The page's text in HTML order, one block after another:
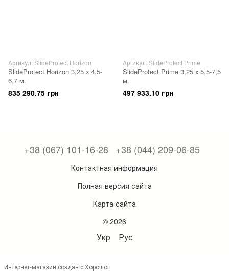
Артикул: SlideProtect Horizon
SlideProtect Horizon 3,25 х 4,5-
6,7 м.
835 290.75 грн
Артикул: SlideProtect Prime
SlideProtect Prime 3,25 х 5,5-7,5
м.
497 933.10 грн
+38 (067) 101-16-28 +38 (044) 209-06-85
Контактная информация
Полная версия сайта
Карта сайта
© 2026
Укр Рус
Интернет-магазин создан с Хорошоп